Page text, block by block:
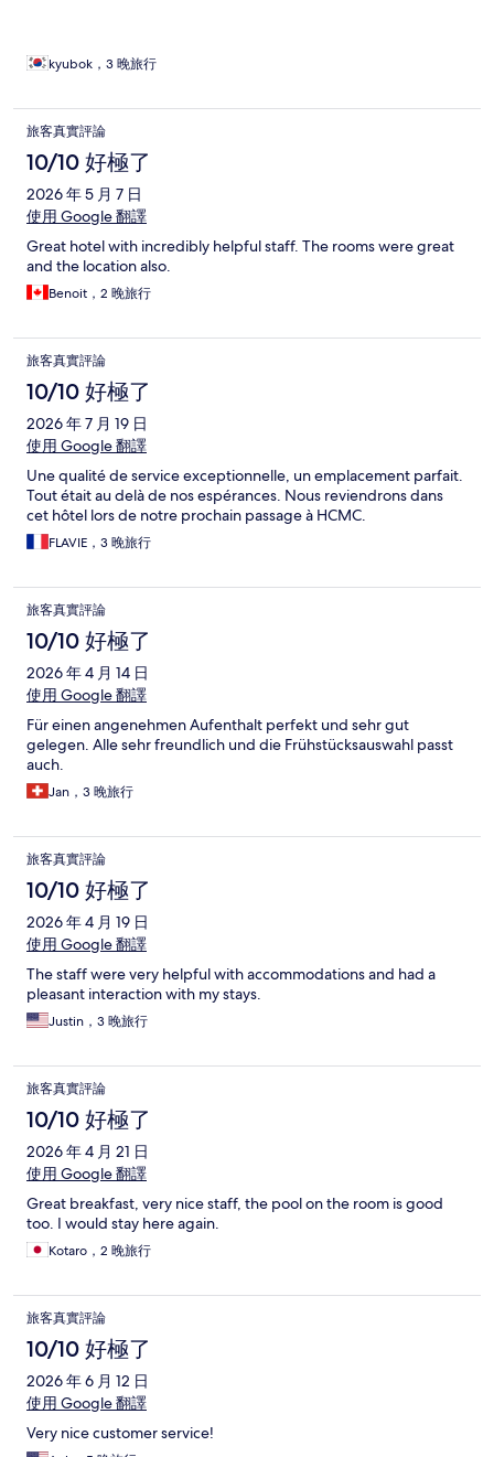
kyubok，3 晚旅行
旅客真實評論
10/10 好極了
2026 年 5 月 7 日
使用 Google 翻譯
Great hotel with incredibly helpful staff. The rooms were great
and the location also.
Benoit，2 晚旅行
旅客真實評論
10/10 好極了
2026 年 7 月 19 日
使用 Google 翻譯
Une qualité de service exceptionnelle, un emplacement parfait.
Tout était au delà de nos espérances. Nous reviendrons dans
cet hôtel lors de notre prochain passage à HCMC.
FLAVIE，3 晚旅行
旅客真實評論
10/10 好極了
2026 年 4 月 14 日
使用 Google 翻譯
Für einen angenehmen Aufenthalt perfekt und sehr gut
gelegen. Alle sehr freundlich und die Frühstücksauswahl passt
auch.
Jan，3 晚旅行
旅客真實評論
10/10 好極了
2026 年 4 月 19 日
使用 Google 翻譯
The staff were very helpful with accommodations and had a
pleasant interaction with my stays.
Justin，3 晚旅行
旅客真實評論
10/10 好極了
2026 年 4 月 21 日
使用 Google 翻譯
Great breakfast, very nice staff, the pool on the room is good
too. I would stay here again.
Kotaro，2 晚旅行
旅客真實評論
10/10 好極了
2026 年 6 月 12 日
使用 Google 翻譯
Very nice customer service!